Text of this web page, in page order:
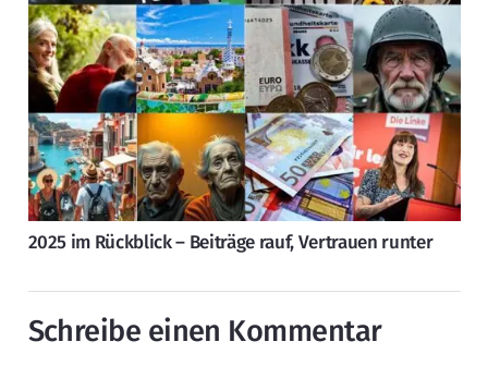
2025 im Rückblick – Beiträge rauf, Vertrauen runter
Schreibe einen Kommentar